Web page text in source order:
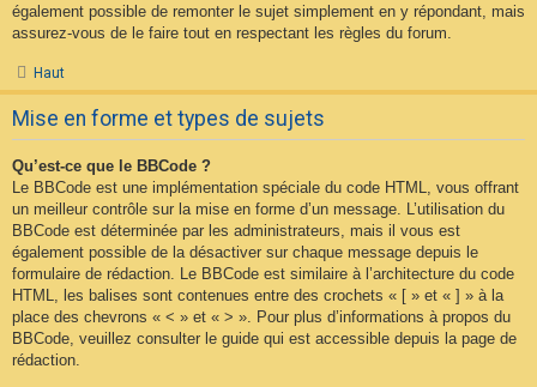
également possible de remonter le sujet simplement en y répondant, mais
assurez-vous de le faire tout en respectant les règles du forum.
Haut
Mise en forme et types de sujets
Qu’est-ce que le BBCode ?
Le BBCode est une implémentation spéciale du code HTML, vous offrant
un meilleur contrôle sur la mise en forme d’un message. L’utilisation du
BBCode est déterminée par les administrateurs, mais il vous est
également possible de la désactiver sur chaque message depuis le
formulaire de rédaction. Le BBCode est similaire à l’architecture du code
HTML, les balises sont contenues entre des crochets « [ » et « ] » à la
place des chevrons « < » et « > ». Pour plus d’informations à propos du
BBCode, veuillez consulter le guide qui est accessible depuis la page de
rédaction.